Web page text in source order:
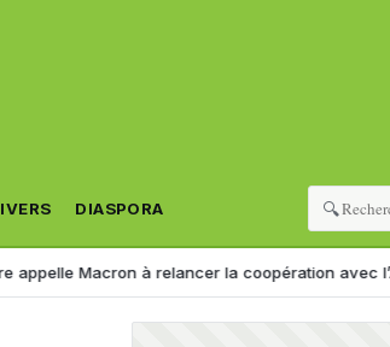
DIASPORA 🔍
Macron à relancer la coopération avec l’Algérie